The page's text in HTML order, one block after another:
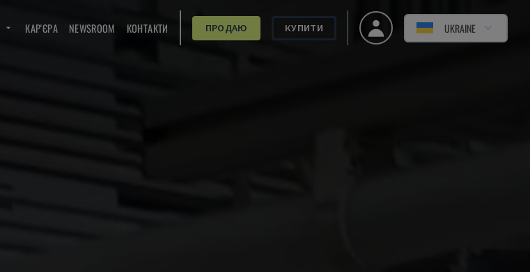
КАР'ЄРА NEWSROOM КОНТАКТИ ПРОДАЮ КУПИТИ UKRAINE